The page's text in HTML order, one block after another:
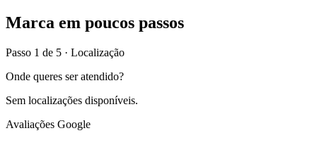
Marca em poucos passos
Passo 1 de 5 · Localização
Onde queres ser atendido?
Sem localizações disponíveis.
Avaliações Google